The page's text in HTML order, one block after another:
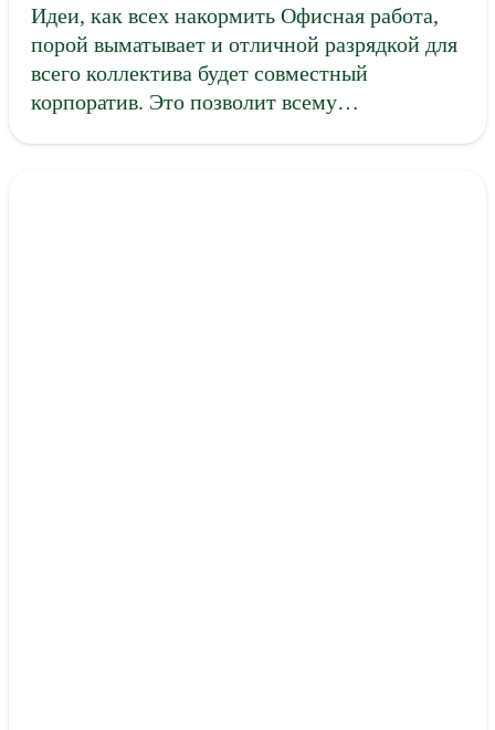
Идеи, как всех накормить Офисная работа,
порой выматывает и отличной разрядкой для
всего коллектива будет совместный
корпоратив. Это позволит всему…